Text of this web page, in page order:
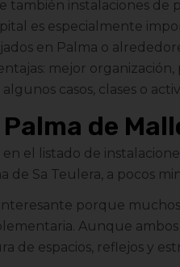
también instalaciones de
es especialmente
en Palma o
mejor
casos, clases o
de
el listado de
de Sa Teulera, a pocos
porque
Aunque
de espacios, reflejos y